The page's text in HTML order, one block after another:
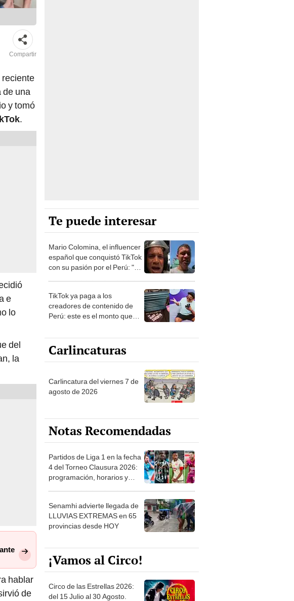
Compartir
reciente
de una
y tomó
.
e
lo
del
la
hablar
de
Te puede interesar
Mario Colomina, el influencer
español que conquistó TikTok
con su pasión por el Perú: "Mi
TikTok ya paga a los
creadores de contenido de
Perú: este es el monto que
1.000 vistas
Carlincaturas
Carlincatura del viernes 7 de
agosto de 2026
Notas Recomendadas
Partidos de Liga 1 en la fecha
4 del Torneo Clausura 2026:
programación, horarios y
Senamhi advierte llegada de
LLUVIAS EXTREMAS en 65
provincias desde HOY
¡Vamos al Circo!
Circo de las Estrellas 2026:
del 15 Julio al 30 Agosto.